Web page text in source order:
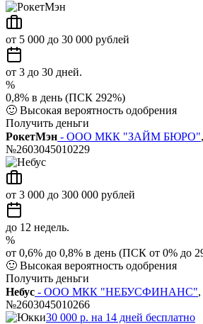
от 5 000 до 30 000 рублей
от 3 до 30 дней.
%
0,8% в день (ПСК 292%)
🙂 Высокая вероятность одобрения
Получить деньги
РокетМэн - ООО МКК "ЗАЙМ БЮРО"
№2603045010229
от 3 000 до 300 000 рублей
до 12 недель.
%
от 0,6% до 0,8% в день (ПСК от 0% до
🙂 Высокая вероятность одобрения
Получить деньги
Небус - ООО МКК "НЕБУСФИНАНС"
№2603045010266
30 000 р. на 14 дней бесплатно